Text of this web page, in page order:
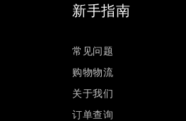
新手指南
常见问题
购物物流
关于我们
订单查询